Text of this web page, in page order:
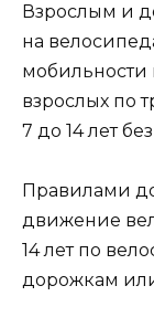
Взрослым и
на
взрослых по
7 до 14 лет
Правилами
движение
14 лет по
дорожкам